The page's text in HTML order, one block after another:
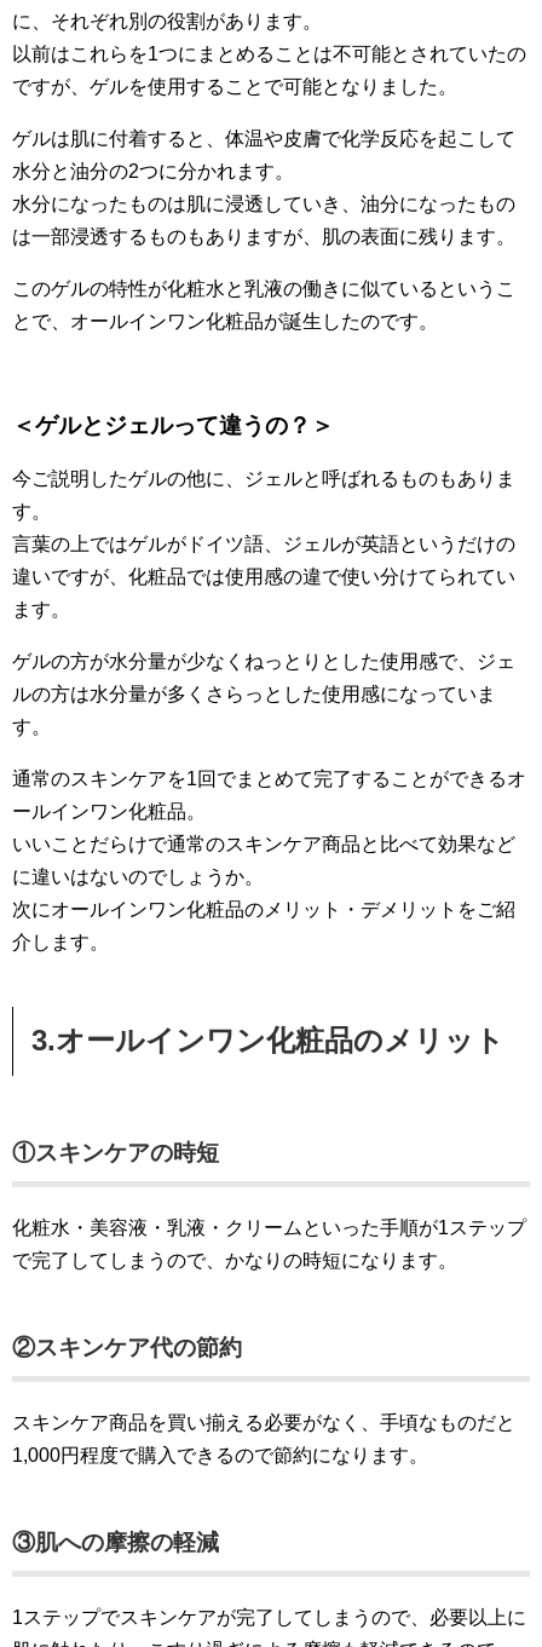
に、それぞれ別の役割があります。
以前はこれらを1つにまとめることは不可能とされていたの
ですが、ゲルを使用することで可能となりました。
ゲルは肌に付着すると、体温や皮膚で化学反応を起こして
水分と油分の2つに分かれます。
水分になったものは肌に浸透していき、油分になったもの
は一部浸透するものもありますが、肌の表面に残ります。
このゲルの特性が化粧水と乳液の働きに似ているというこ
とで、オールインワン化粧品が誕生したのです。
＜ゲルとジェルって違うの？＞
今ご説明したゲルの他に、ジェルと呼ばれるものもありま
す。
言葉の上ではゲルがドイツ語、ジェルが英語というだけの
違いですが、化粧品では使用感の違で使い分けてられてい
ます。
ゲルの方が水分量が少なくねっとりとした使用感で、ジェ
ルの方は水分量が多くさらっとした使用感になっていま
す。
通常のスキンケアを1回でまとめて完了することができるオ
ールインワン化粧品。
いいことだらけで通常のスキンケア商品と比べて効果など
に違いはないのでしょうか。
次にオールインワン化粧品のメリット・デメリットをご紹
介します。
3.オールインワン化粧品のメリット
①スキンケアの時短
化粧水・美容液・乳液・クリームといった手順が1ステップ
で完了してしまうので、かなりの時短になります。
②スキンケア代の節約
スキンケア商品を買い揃える必要がなく、手頃なものだと
1,000円程度で購入できるので節約になります。
③肌への摩擦の軽減
1ステップでスキンケアが完了してしまうので、必要以上に